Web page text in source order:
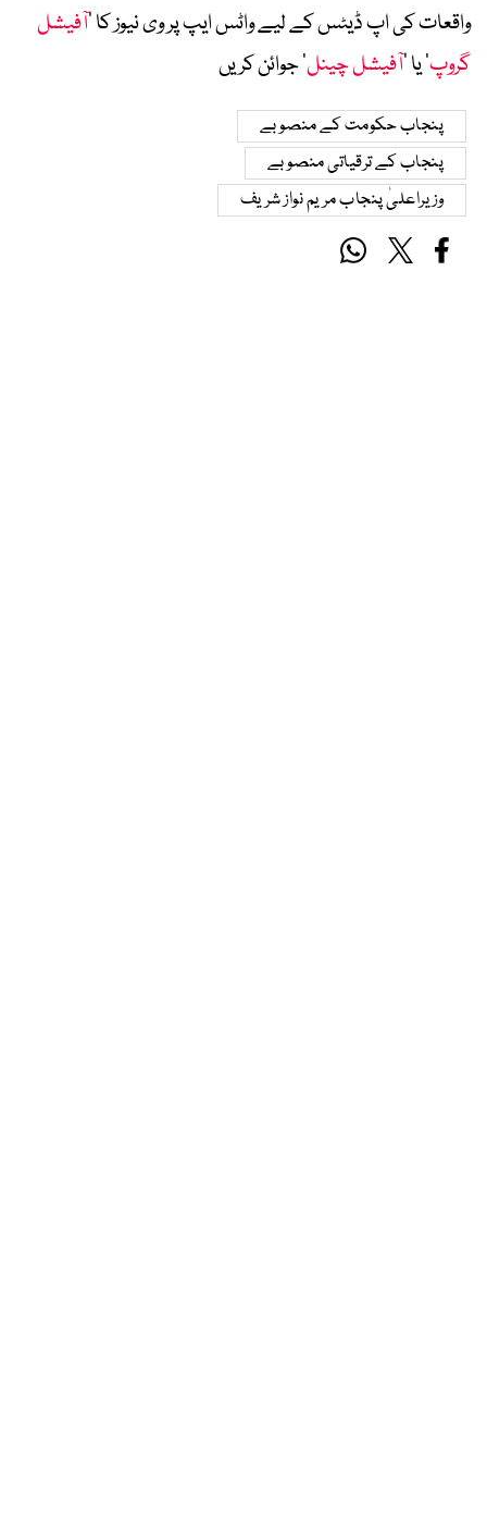
واقعات کی اپ ڈیٹس کے لیے واٹس ایپ پر وی نیوز کا ’آفیشل
گروپ‘ یا ’آفیشل چینل‘ جوائن کریں
پنجاب حکومت کے منصوبے
پنجاب کے ترقیاتی منصوبے
وزیراعلیٰ پنجاب مریم نواز شریف